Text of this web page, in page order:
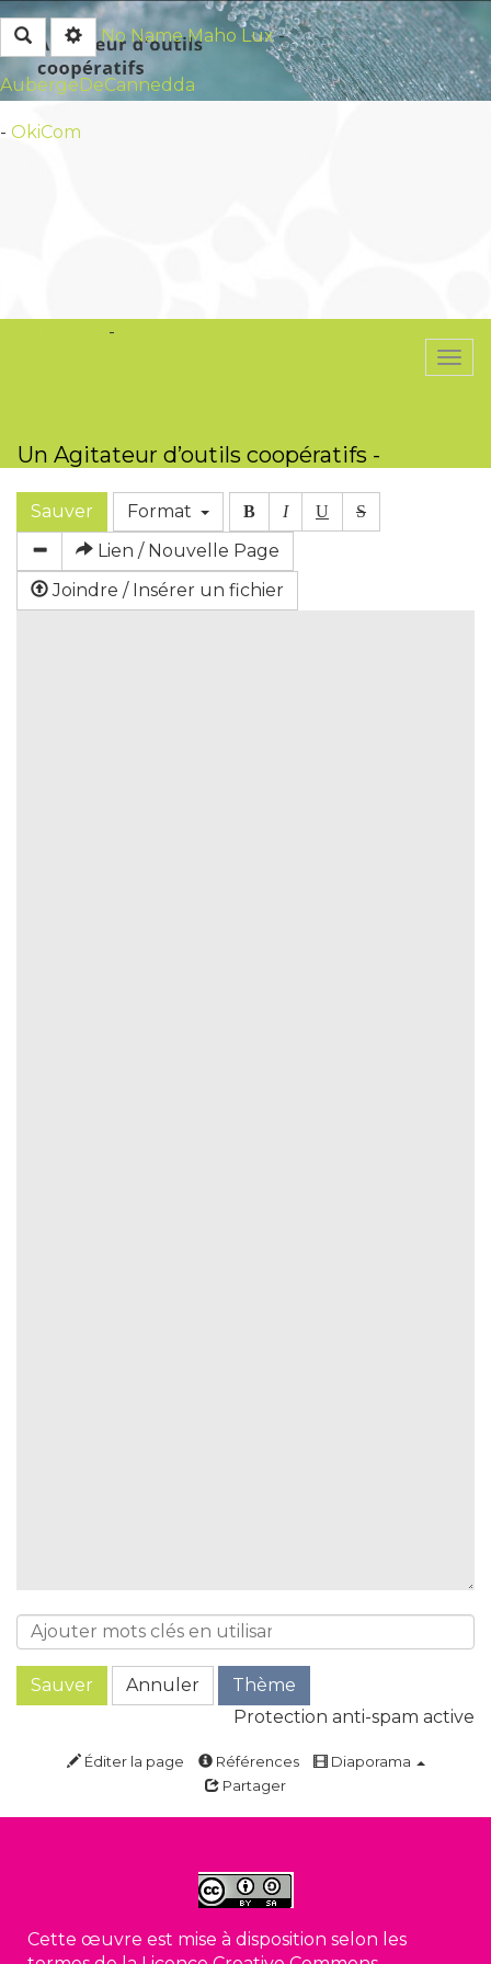
RechercherNo Name Maho Lux-
AubergeDeCannedda
- OkiCom
Un Agitateur d’outils coopératifs -
-
Sauver Format B I U S
Lien / Nouvelle Page
Joindre / Insérer un fichier
Sauver Annuler
Thème
Protection anti-spam active
Éditer la page Références
Diaporama
Partager
Cette œuvre est mise à disposition selon les